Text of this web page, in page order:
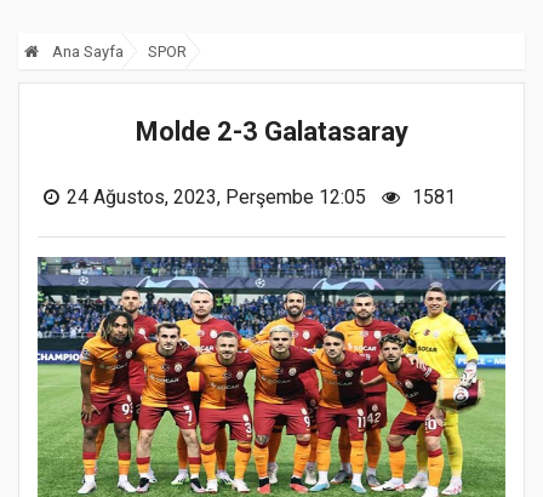
Ana Sayfa SPOR
Molde 2-3 Galatasaray
24 Ağustos, 2023, Perşembe 12:05 1581